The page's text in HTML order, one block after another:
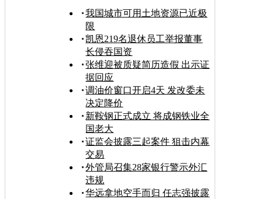
我国城市可用土地资源已近极
限
凯恩219名退休员工举报董事
长侵吞国资
张维迎被质疑简历造假 出示证
据回应
调油价窗口开启4天 发改委未
决定降价
新鞍钢正式成立 将成钢铁业全
国老大
证监会披露三起案件 狙击内幕
交易
外管局召集28家银行警示外汇
违规
华远拿地空手而归 任志强披露